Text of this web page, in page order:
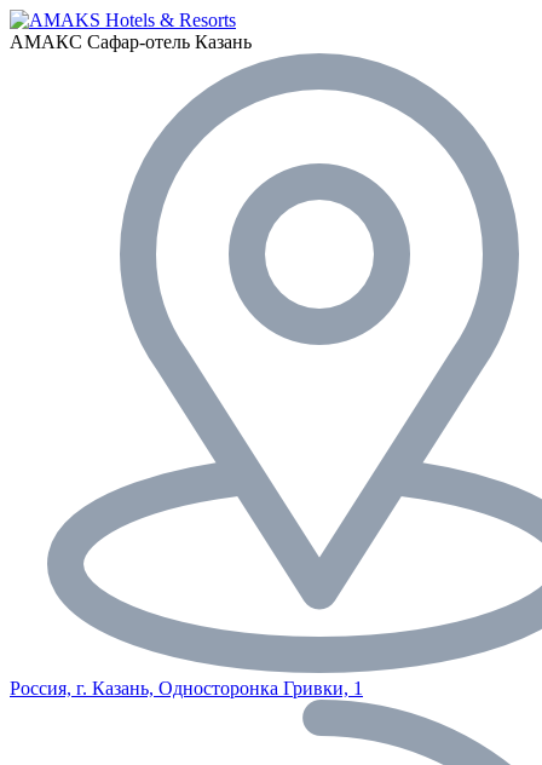
АМАКС Сафар-отель Казань
Россия, г. Казань, Односторонка Гривки, 1